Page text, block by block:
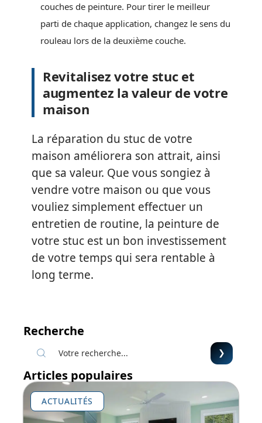
couches de peinture. Pour tirer le meilleur
parti de chaque application, changez le sens du
rouleau lors de la deuxième couche.
Revitalisez votre stuc et
augmentez la valeur de votre
maison
La réparation du stuc de votre
maison améliorera son attrait, ainsi
que sa valeur. Que vous songiez à
vendre votre maison ou que vous
vouliez simplement effectuer un
entretien de routine, la peinture de
votre stuc est un bon investissement
de votre temps qui sera rentable à
long terme.
Recherche
Articles populaires
ACTUALITÉS